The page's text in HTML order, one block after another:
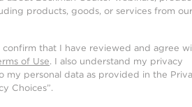
products, goods, or services from our
that I have reviewed and agree
of Use. I also understand my privacy
my personal data as provided in the
Choices”.